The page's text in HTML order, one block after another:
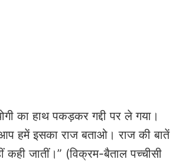
का हाथ पकड़कर गद्दी पर ले गया।
आप हमें इसका राज बताओ। राज की बातें
कही जातीं।” (विक्रम-बैताल पच्चीसी